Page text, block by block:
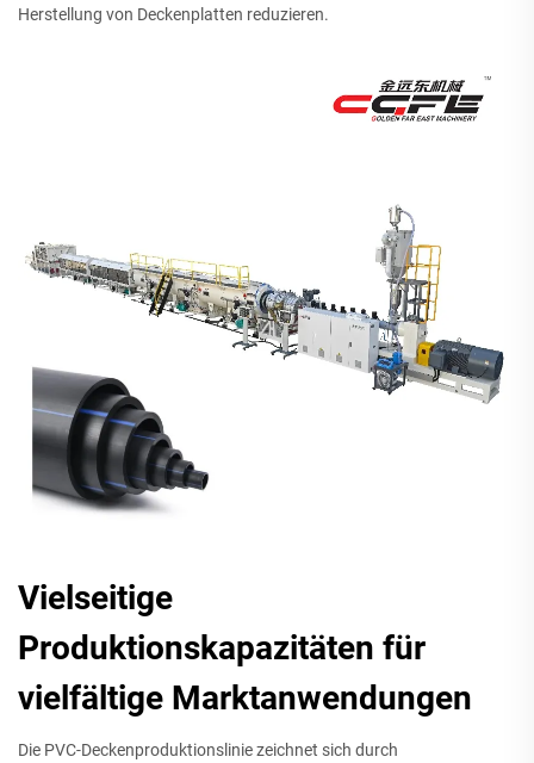
Herstellung von Deckenplatten reduzieren.
Vielseitige
Produktionskapazitäten für
vielfältige Marktanwendungen
Die PVC-Deckenproduktionslinie zeichnet sich durch